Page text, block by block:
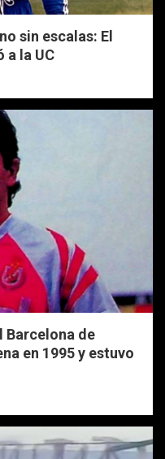
sin escalas: El
a la UC
Barcelona de
en 1995 y estuvo